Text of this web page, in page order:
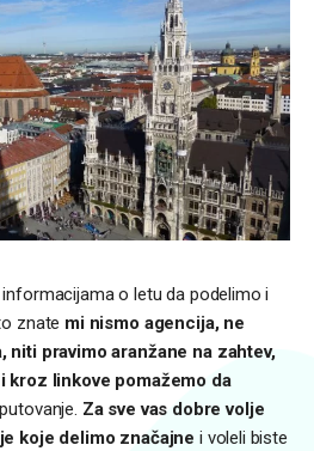
o letu da podelimo i
znate mi nismo agencija, ne
niti pravimo aranžane na zahtev,
kroz linkove pomažemo da
Za sve vas dobre volje
koje delimo značajne i voleli biste